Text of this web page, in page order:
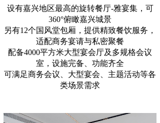
设有嘉兴地区最高的旋转餐厅-雅宴集，可
360°俯瞰嘉兴城景
另有12个国风堂包厢，提供精致餐饮服务，
适配商务宴请与私密聚餐
配备4000平方米大型宴会厅及多规格会议
室，设施完备、功能齐全
可满足商务会议、大型宴会、主题活动等各
类场景需求